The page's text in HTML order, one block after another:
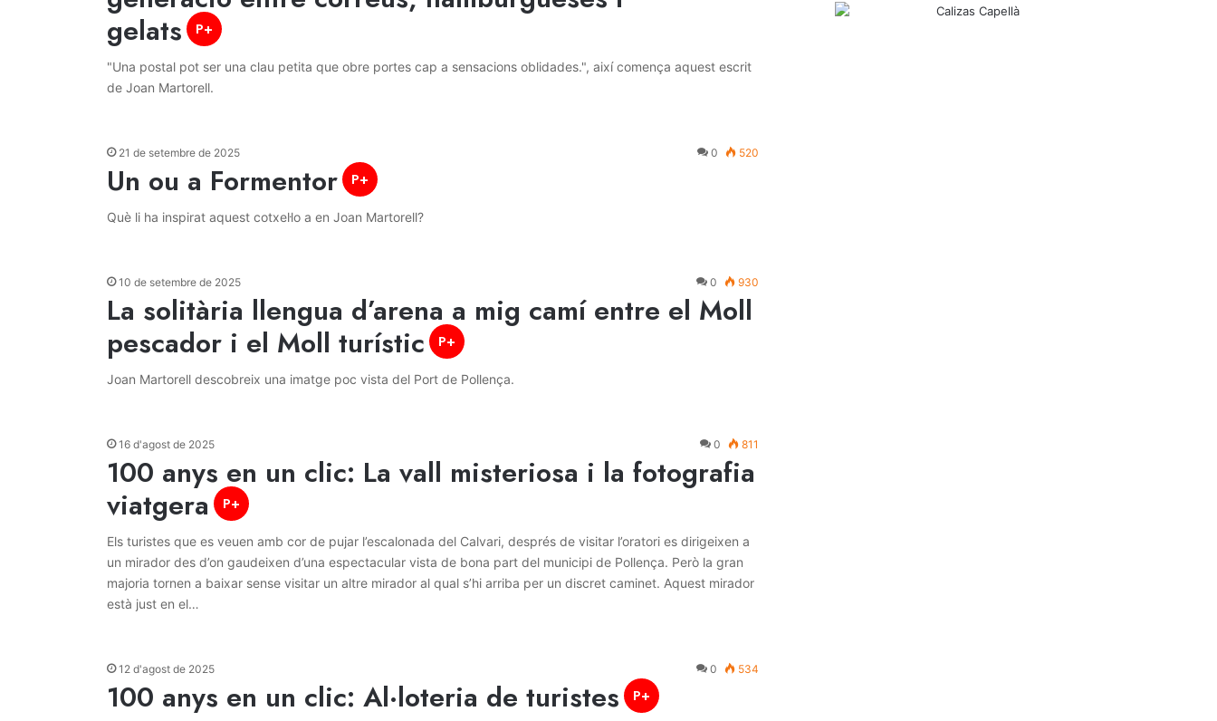
gelats
P+
"Una postal pot ser una clau petita que obre portes cap a sensacions oblidades.", així comença aquest escrit
de Joan Martorell.
21 de setembre de 2025 0 520
Un ou a Formentor P+
Què li ha inspirat aquest cotxel·lo a en Joan Martorell?
10 de setembre de 2025 0 930
La solitària llengua d’arena a mig camí entre el Moll
pescador i el Moll turístic
P+
Joan Martorell descobreix una imatge poc vista del Port de Pollença.
16 d'agost de 2025 0 811
100 anys en un clic: La vall misteriosa i la fotografia
viatgera
P+
Els turistes que es veuen amb cor de pujar l’escalonada del Calvari, després de visitar l’oratori es dirigeixen a
un mirador des d’on gaudeixen d’una espectacular vista de bona part del municipi de Pollença. Però la gran
majoria tornen a baixar sense visitar un altre mirador al qual s’hi arriba per un discret caminet. Aquest mirador
està just en el…
12 d'agost de 2025 0 534
100 anys en un clic: Al·loteria de turistes P+